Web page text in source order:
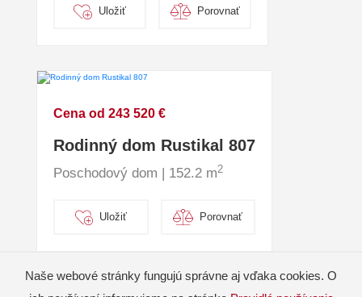
Uložiť Porovnať
Cena od 243 520 €
Rodinný dom Rustikal 807
Poschodový dom | 152.2 m2
Uložiť Porovnať
Naše webové stránky fungujú správne aj vďaka cookies. O